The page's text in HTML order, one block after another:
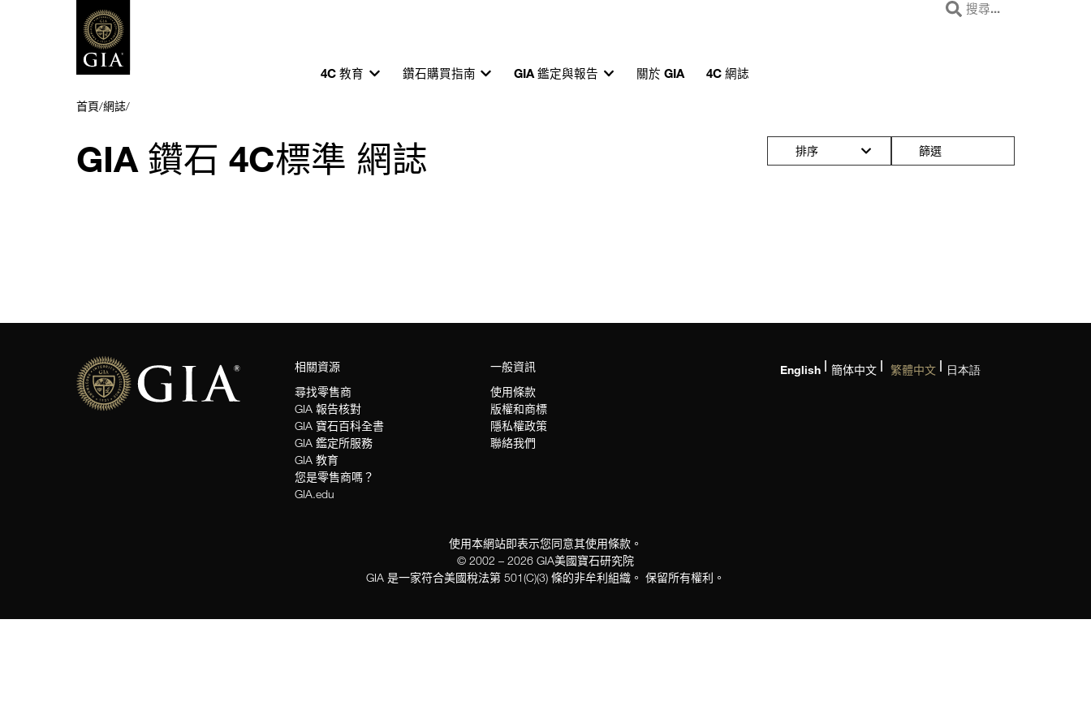
4C 教育 鑽石購買指南 GIA 鑑定與報告 關於 GIA 4C 網誌
首頁/網誌/
GIA 鑽石 4C標準 網誌 排序 篩選
相關資源
尋找零售商
GIA 報告核對
GIA 寶石百科全書
GIA 鑑定所服務
GIA 教育
您是零售商嗎？
GIA.edu
一般資訊
使用條款
版權和商標
隱私權政策
聯絡我們
English 簡体中文 繁體中文 日本語
使用本網站即表示您同意其使用條款。
© 2002 – 2026 GIA美國寶石研究院
GIA 是一家符合美國稅法第 501(C)(3) 條的非牟利組織。 保留所有權利。